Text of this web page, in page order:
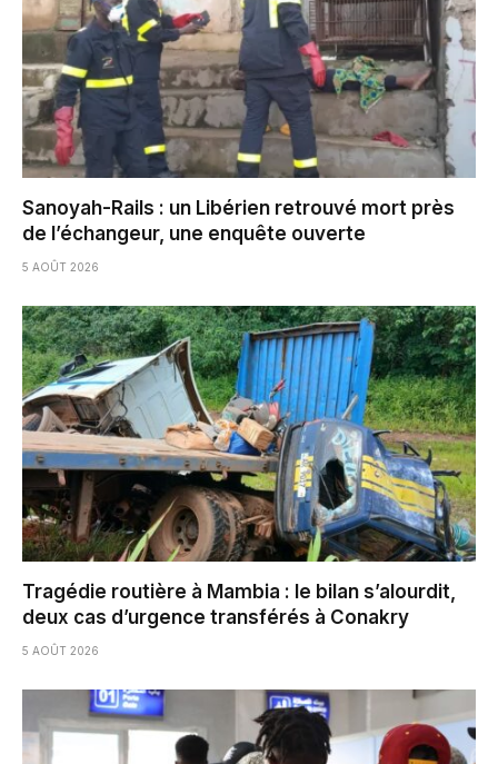
Sanoyah-Rails : un Libérien retrouvé mort près
de l’échangeur, une enquête ouverte
5 AOÛT 2026
Tragédie routière à Mambia : le bilan s’alourdit,
deux cas d’urgence transférés à Conakry
5 AOÛT 2026